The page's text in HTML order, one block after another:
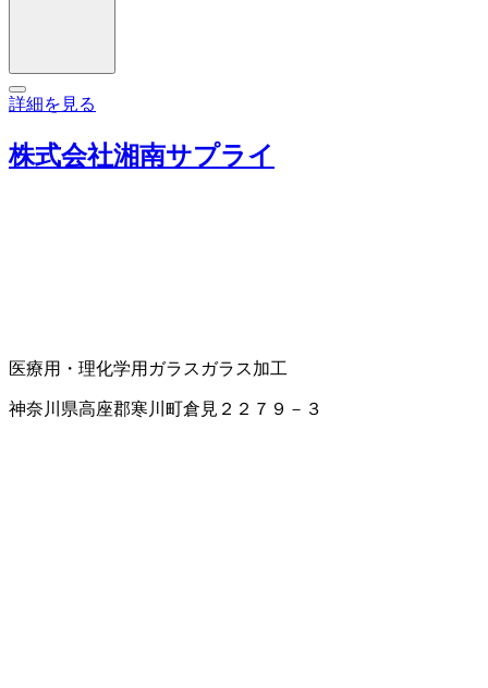
詳細を見る
株式会社湘南サプライ
医療用・理化学用ガラス ガラス加工
神奈川県高座郡寒川町倉見２２７９－３